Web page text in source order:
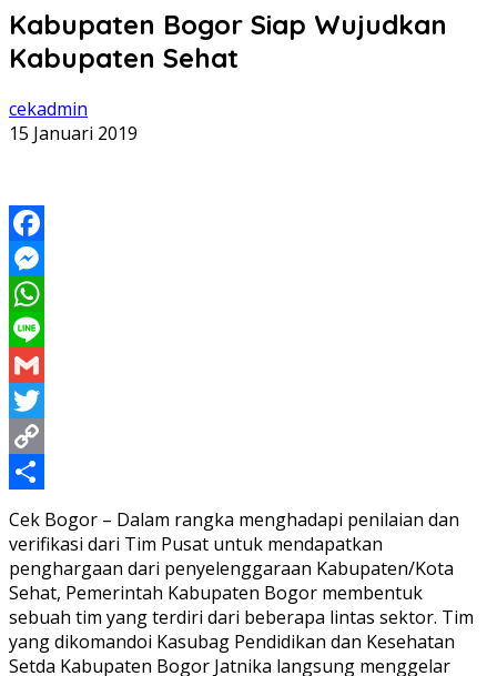
Kabupaten Bogor Siap Wujudkan
Kabupaten Sehat
cekadmin
15 Januari 2019
Facebook
Messenger
WhatsApp
Line
Gmail
Twitter
Copy
Link
Share
Cek Bogor – Dalam rangka menghadapi penilaian dan
verifikasi dari Tim Pusat untuk mendapatkan
penghargaan dari penyelenggaraan Kabupaten/Kota
Sehat, Pemerintah Kabupaten Bogor membentuk
sebuah tim yang terdiri dari beberapa lintas sektor. Tim
yang dikomandoi Kasubag Pendidikan dan Kesehatan
Setda Kabupaten Bogor Jatnika langsung menggelar